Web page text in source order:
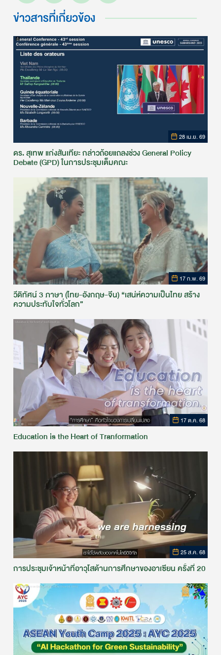
ข่าวสารที่เกี่ยวข้อง
28 เม.ย. 69
ดร. สุเทพ แก่งสันเทียะ กล่าวถ้อยแถลงช่วง General Policy
Debate (GPD) ในการประชุมเต็มคณะ
17 ก.พ. 69
วีดิทัศน์ 3 ภาษา (ไทย-อังกฤษ-จีน) “เสน่ห์ความเป็นไทย สร้าง
ความประทับใจทั่วโลก”
17 ต.ค. 68
Education is the Heart of Tranformation
25 ส.ค. 68
การประชุมเจ้าหน้าที่อาวุโสด้านการศึกษาของอาเซียน ครั้งที่ 20